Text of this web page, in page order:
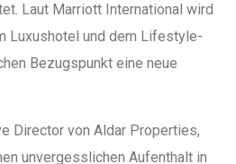
Laut Marriott International wird
Luxushotel und dem Lifestyle-
Bezugspunkt eine neue
Director von Aldar Properties,
unvergesslichen Aufenthalt in